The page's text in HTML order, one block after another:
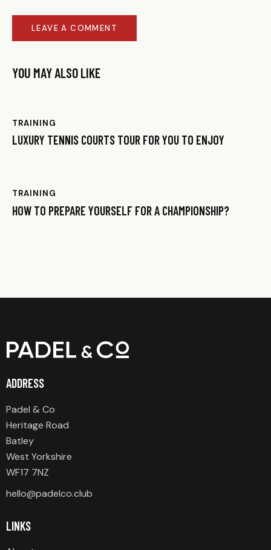
YOU MAY ALSO LIKE
TRAINING
LUXURY TENNIS COURTS TOUR FOR YOU TO ENJOY
TRAINING
HOW TO PREPARE YOURSELF FOR A CHAMPIONSHIP?
ADDRESS
Padel & Co
Heritage Road
Batley
West Yorkshire
WF17 7NZ
hello@padelco.club
LINKS